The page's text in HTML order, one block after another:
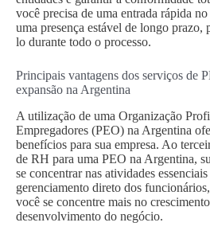
você precisa de uma entrada rápida
uma presença estável de longo prazo,
lo durante todo o processo.
Principais vantagens dos serviços de
expansão na Argentina
A utilização de uma Organização
Empregadores (PEO) na Argentina
benefícios para sua empresa. Ao
de RH para uma PEO na Argentina,
se concentrar nas atividades
gerenciamento direto dos
você se concentre mais no
desenvolvimento do negócio.